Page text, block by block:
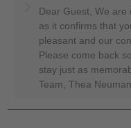
Dear Guest, We are
as it confirms that
pleasant and our
Please come back
stay just as
Team, Thea